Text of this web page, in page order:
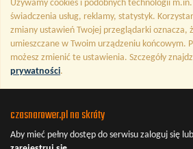
Używamy cookies i podobnych technologii
świadczenia usług, reklamy, statystyk.
zmiany ustawień Twojej przeglądarki oznacza,
umieszczane w Twoim urządzeniu końcowym.
możesz zmienić te ustawienia. Szczegóły
prywatności.
czasnarower.pl na skróty
Aby mieć pełny dostęp do serwisu zaloguj się